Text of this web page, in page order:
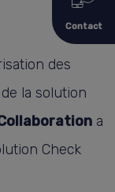
Contact
des
la solution
a
Check